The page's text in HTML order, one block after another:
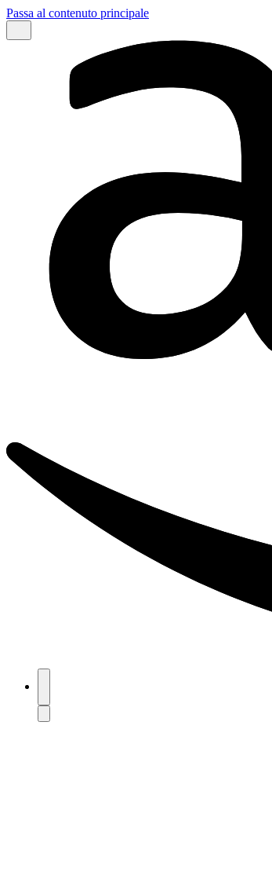
Passa al contenuto principale